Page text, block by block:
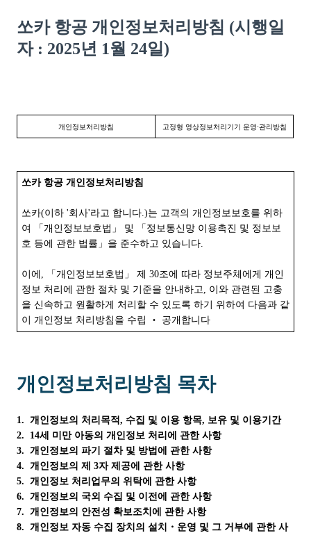
쏘카 항공 개인정보처리방침 (시행일
자 : 2025년 1월 24일)
개인정보처리방침 고정형 영상정보처리기기 운영⋅관리방침
쏘카 항공 개인정보처리방침
쏘카(이하 '회사'라고 합니다.)는 고객의 개인정보보호를 위하
여 「개인정보보호법」 및 「정보통신망 이용촉진 및 정보보
호 등에 관한 법률」을 준수하고 있습니다.
이에, 「개인정보보호법」 제 30조에 따라 정보주체에게 개인
정보 처리에 관한 절차 및 기준을 안내하고, 이와 관련된 고충
을 신속하고 원활하게 처리할 수 있도록 하기 위하여 다음과 같
이 개인정보 처리방침을 수립 ‧ 공개합니다
개인정보처리방침 목차
1. 개인정보의 처리목적, 수집 및 이용 항목, 보유 및 이용기간
2. 14세
미만 아동의 개인정보 처리에 관한 사항
3. 개인정보의 파기 절차 및 방법에 관한 사항
4. 개인정보의 제 3자 제공에 관한 사항
5. 개인정보 처리업무의 위탁에 관한 사항
6. 개인정보의 국외 수집 및 이전에 관한 사항
7. 개인정보의 안전성 확보조치에 관한 사항
8. 개인정보 자동 수집 장치의 설치・운영 및 그 거부에 관한 사